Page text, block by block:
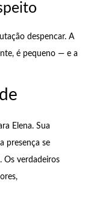
despencar. A
é pequeno — e a
Elena. Sua
presença se
Os verdadeiros